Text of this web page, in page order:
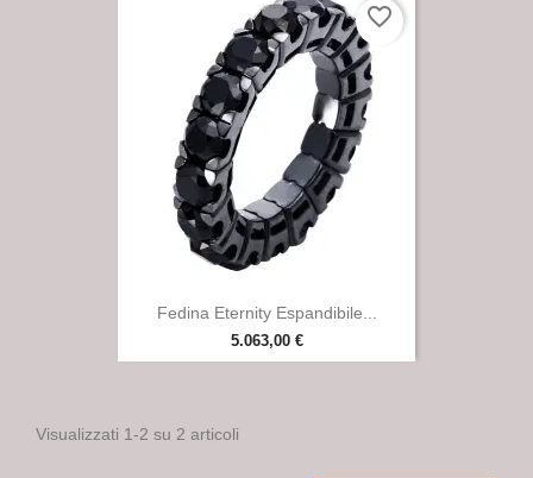
Fedina Eternity Espandibile...
5.063,00 €
favorite_border
Visualizzati 1-2 su 2 articoli